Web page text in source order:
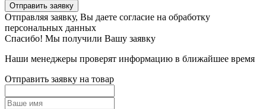
Отправить заявку
Отправляя заявку, Вы даете согласие на обработку
персональных данных
Спасибо! Мы получили Вашу заявку
Наши менеджеры проверят информацию в ближайшее время
Отправить заявку на товар